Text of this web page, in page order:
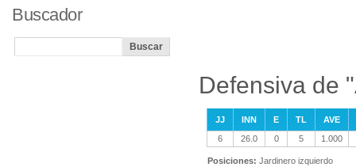
Defensiva de
JJ INN E TL
AVE
6
26.0 0 5 1.000
Posiciones: Jardinero izquierdo
Buscador